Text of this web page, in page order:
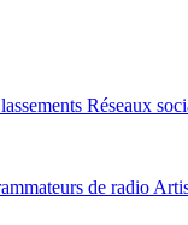
Réseaux
de radio